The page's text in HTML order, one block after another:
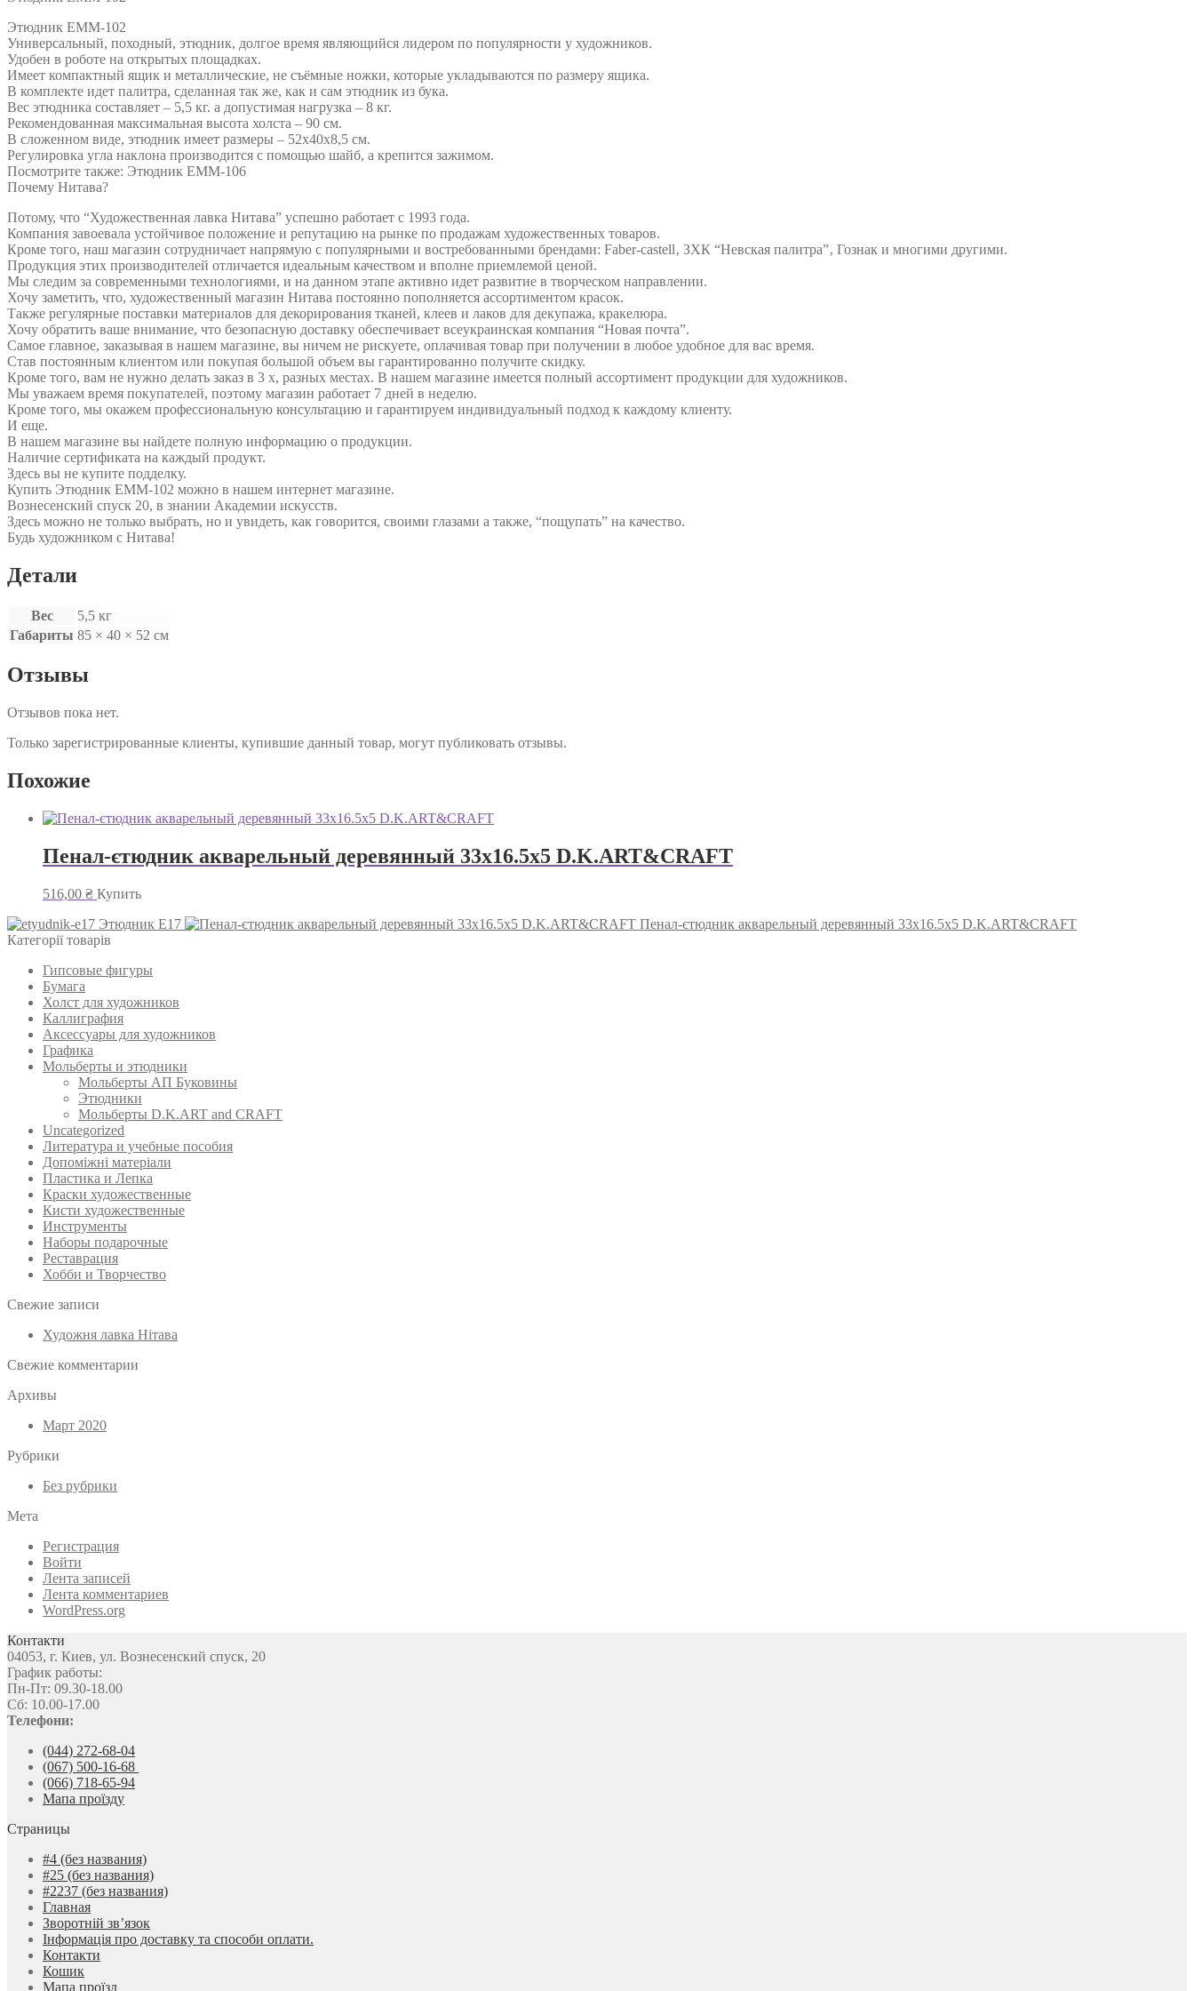
Этюдник ЕММ-102
Универсальный, походный, этюдник, долгое время являющийся лидером по популярности у художников.
Удобен в роботе на открытых площадках.
Имеет компактный ящик и металлические, не съёмные ножки, которые укладываются по размеру ящика.
В комплекте идет палитра, сделанная так же, как и сам этюдник из бука.
Вес этюдника составляет – 5,5 кг. а допустимая нагрузка – 8 кг.
Рекомендованная максимальная высота холста – 90 см.
В сложенном виде, этюдник имеет размеры – 52х40х8,5 см.
Регулировка угла наклона производится с помощью шайб, а крепится зажимом.
Посмотрите также: Этюдник ЕММ-106
Почему Нитава?
Потому, что “Художественная лавка Нитава” успешно работает с 1993 года.
Компания завоевала устойчивое положение и репутацию на рынке по продажам художественных товаров.
Кроме того, наш магазин сотрудничает напрямую с популярными и востребованными брендами: Faber-castell‚ ЗХК “Невская палитра”‚ Гознак и многими другими.
Продукция этих производителей отличается идеальным качеством и вполне приемлемой ценой.
Мы следим за современными технологиями, и на данном этапе активно идет развитие в творческом направлении.
Хочу заметить, что, художественный магазин Нитава постоянно пополняется ассортиментом красок.
Также регулярные поставки материалов для декорирования тканей, клеев и лаков для декупажа, кракелюра.
Хочу обратить ваше внимание, что безопасную доставку обеспечивает всеукраинская компания “Новая почта”.
Самое главное, заказывая в нашем магазине, вы ничем не рискуете, оплачивая товар при получении в любое удобное для вас время.
Став постоянным клиентом или покупая большой объем вы гарантированно получите скидку.
Кроме того, вам не нужно делать заказ в 3 х, разных местах. В нашем магазине имеется полный ассортимент продукции для художников.
Мы уважаем время покупателей, поэтому магазин работает 7 дней в неделю.
Кроме того, мы окажем профессиональную консультацию и гарантируем индивидуальный подход к каждому клиенту.
И еще.
В нашем магазине вы найдете полную информацию о продукции.
Наличие сертификата на каждый продукт.
Здесь вы не купите подделку.
Купить Этюдник ЕММ-102 можно в нашем интернет магазине.
Вознесенский спуск 20, в знании Академии искусств.
Здесь можно не только выбрать, но и увидеть, как говорится, своими глазами а также, “пощупать” на качество.
Будь художником с Нитава!
Детали
Вес
5,5 кг
Габариты 85 × 40 × 52 см
Отзывы
Отзывов пока нет.
Только зарегистрированные клиенты, купившие данный товар, могут публиковать отзывы.
Похожие
Пенал-єтюдник акварельный деревянный 33х16.5х5 D.K.ART&CRAFT
516,00 ₴ Купить
Этюдник Е17
Пенал-єтюдник акварельный деревянный 33х16.5х5 D.K.ART&CRAFT
Категорії товарів
Гипсовые фигуры
Бумага
Холст для художников
Каллиграфия
Аксессуары для художников
Графика
Мольберты и этюдники
Мольберты АП Буковины
Этюдники
Мольберты D.K.ART and CRAFT
Uncategorized
Литература и учебные пособия
Допоміжні матеріали
Пластика и Лепка
Краски художественные
Кисти художественные
Инструменты
Наборы подарочные
Реставрация
Хобби и Творчество
Свежие записи
Художня лавка Нітава
Свежие комментарии
Архивы
Март 2020
Рубрики
Без рубрики
Мета
Регистрация
Войти
Лента записей
Лента комментариев
WordPress.org
Контакти
04053, г. Киев, ул. Вознесенский спуск, 20
График работы:
Пн-Пт: 09.30-18.00
Сб: 10.00-17.00
Телефони:
(044) 272-68-04
(067) 500-16-68
(066) 718-65-94
Мапа проїзду
Страницы
#4 (без названия)
#25 (без названия)
#2237 (без названия)
Главная
Зворотній зв’язок
Інформація про доставку та способи оплати.
Контакти
Кошик
Мапа проїзд